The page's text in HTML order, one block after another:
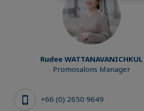
Rudee WATTANAVANICHKUL
Promosalons Manager
+66 (0) 2650 9649